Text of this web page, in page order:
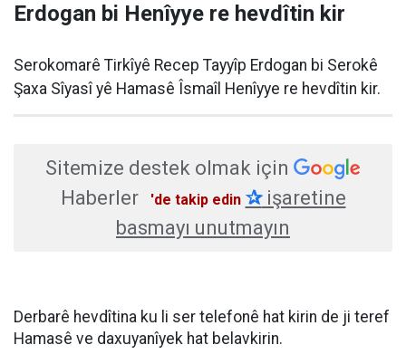
Erdogan bi Henîyye re hevdîtin kir
Serokomarê Tirkîyê Recep Tayyîp Erdogan bi Serokê
Şaxa Sîyasî yê Hamasê Îsmaîl Henîyye re hevdîtin kir.
Sitemize destek olmak için
Haberler
'de takip edin ✰işaretine
basmayı unutmayın
Derbarê hevdîtina ku li ser telefonê hat kirin de ji teref
Hamasê ve daxuyanîyek hat belavkirin.